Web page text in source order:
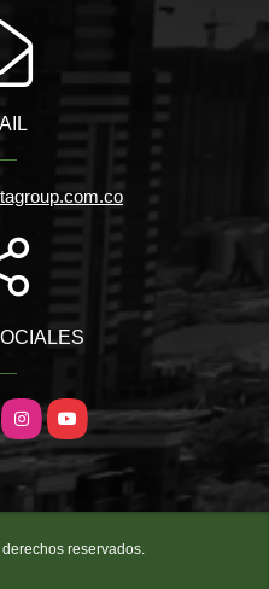
InstagramYouTube
derechos reservados.